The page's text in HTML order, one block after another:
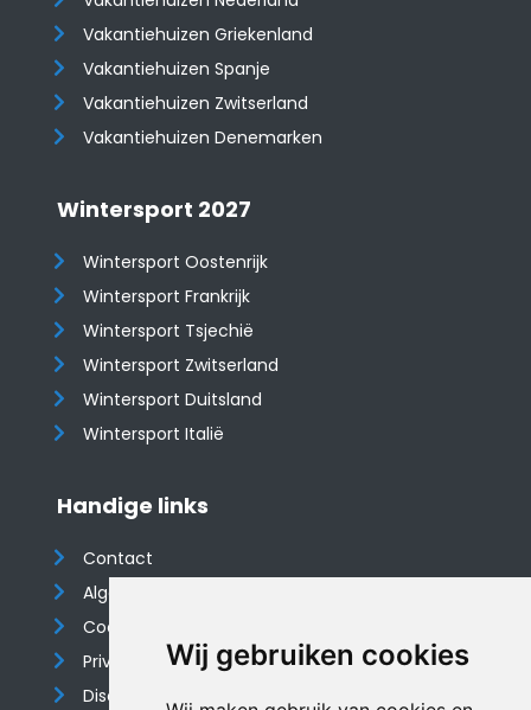
Wij gebruiken cookies
Vakantiehuizen Griekenland
Vakantiehuizen Spanje
​​​​​​​Vakantiehuizen Zwitserland
Vakantiehuizen Denemarken
Wintersport 2027
Wintersport Oostenrijk
Wintersport Frankrijk
Wintersport Tsjechië
Wintersport Zwitserland
Wintersport Duitsland
Wintersport Italië
Handige links
Contact
Algemene voorwaarden
Cookieverklaring
Privacyverklaring
Disclaimer